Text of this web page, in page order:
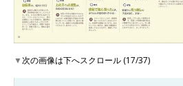
▼次の画像は下へスクロール (17/37)